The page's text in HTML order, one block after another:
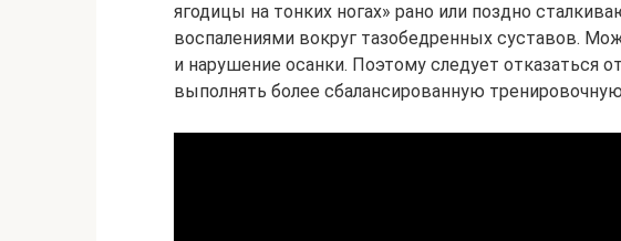
ягодицы на тонких ногах» рано или поздно
воспалениями вокруг тазобедренных суставов.
и нарушение осанки. Поэтому следует отказаться
выполнять более сбалансированную тренировочную